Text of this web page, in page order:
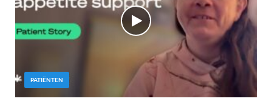
PATIËNTEN